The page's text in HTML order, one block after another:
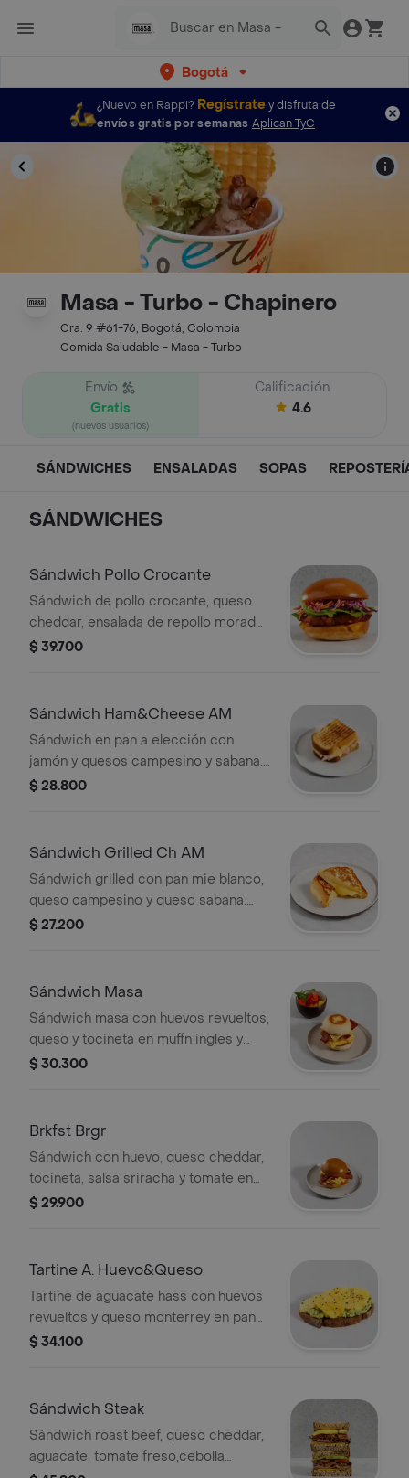
Bogotá
¿Nuevo en Rappi? Regístratey disfruta de
envíos gratis por semanas Aplican TyC
Masa - Turbo - Chapinero
Cra. 9 #61-76, Bogotá, Colombia
Comida Saludable - Masa - Turbo
Envío
Gratis
(nuevos usuarios)
Calificación
4.6
SÁNDWICHES ENSALADAS SOPAS
SÁNDWICHES
Sándwich Pollo Crocante
Sándwich de pollo crocante, queso
cheddar, ensalada de repollo morado
y zanahoria, salsa bbq y rugula en pan
$ 39.700
Sándwich Ham&Cheese AM
Sándwich en pan a elección con
jamón y quesos campesino y sabana.
Incluye acompañamiento a elección.
$ 28.800
Sándwich Grilled Ch AM
Sándwich grilled con pan mie blanco,
queso campesino y queso sabana.
Acompañamiento a elección.
$ 27.200
Sándwich Masa
Sándwich masa con huevos revueltos,
queso y tocineta en muffn ingles y
bowl de fruta (papaya, mago, piña,
$ 30.300
Brkfst Brgr
Sándwich con huevo, queso cheddar,
tocineta, salsa sriracha y tomate en
pan brioche.
$ 29.900
Tartine A. Huevo&Queso
Tartine de aguacate hass con huevos
revueltos y queso monterrey en pan
miche levain.
$ 34.100
Sándwich Steak
Sándwich roast beef, queso cheddar,
aguacate, tomate freso,cebolla